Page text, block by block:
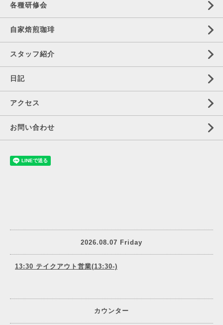
各種研修会
自家焙煎珈琲
スタッフ紹介
日記
アクセス
お問い合わせ
2026.08.07 Friday
13:30 テイクアウト営業(13:30-)
カウンター